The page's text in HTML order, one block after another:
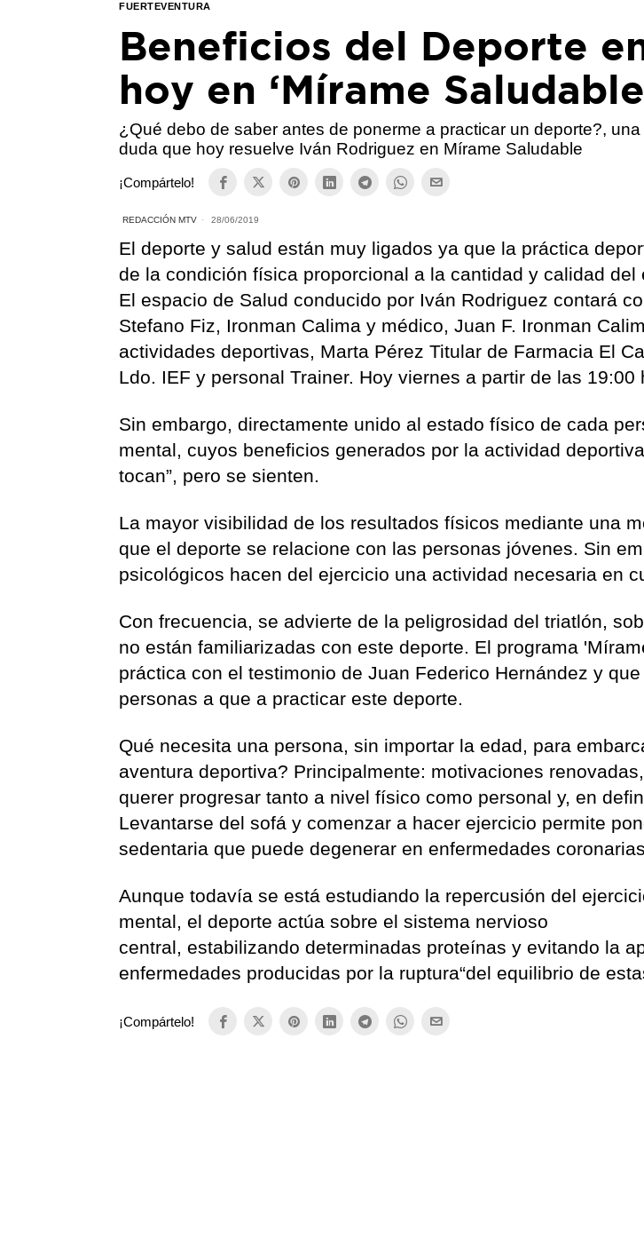
FUERTEVENTURA
Beneficios del Deporte
hoy en ‘Mírame
¿Qué debo de saber antes de ponerme a practicar un deporte?, una
duda que hoy resuelve Iván Rodriguez en Mírame Saludable
¡Compártelo!
REDACCIÓN MTV 28/06/2019
El deporte y salud están muy ligados ya que la práctica
de la condición física proporcional a la cantidad y calidad del
El espacio de Salud conducido por Iván Rodriguez contará
Stefano Fiz, Ironman Calima y médico, Juan F. Ironman
actividades deportivas, Marta Pérez Titular de Farmacia El
Ldo. IEF y personal Trainer. Hoy viernes a partir de las 19:00
Sin embargo, directamente unido al estado físico de cada
mental, cuyos beneficios generados por la actividad
tocan”, pero se sienten.
La mayor visibilidad de los resultados físicos mediante una
que el deporte se relacione con las personas jóvenes. Sin
psicológicos hacen del ejercicio una actividad necesaria en
Con frecuencia, se advierte de la peligrosidad del triatlón,
no están familiarizadas con este deporte. El programa
práctica con el testimonio de Juan Federico Hernández y
personas a que a practicar este deporte.
Qué necesita una persona, sin importar la edad, para
aventura deportiva? Principalmente: motivaciones
querer progresar tanto a nivel físico como personal y, en
Levantarse del sofá y comenzar a hacer ejercicio permite
sedentaria que puede degenerar en enfermedades
Aunque todavía se está estudiando la repercusión del
mental, el deporte actúa sobre el sistema nervioso
central, estabilizando determinadas proteínas y evitando la
enfermedades producidas por la ruptura“del equilibrio de
¡Compártelo!